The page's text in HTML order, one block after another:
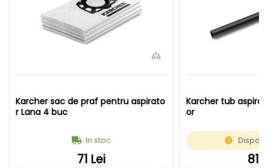
Karcher sac de praf pentru aspirato
r Lana 4 buc
In stoc
71 Lei
Karcher tub
or
81